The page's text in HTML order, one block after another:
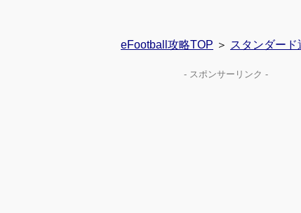
eFootball攻略TOP ＞ スタンダード
- スポンサーリンク -